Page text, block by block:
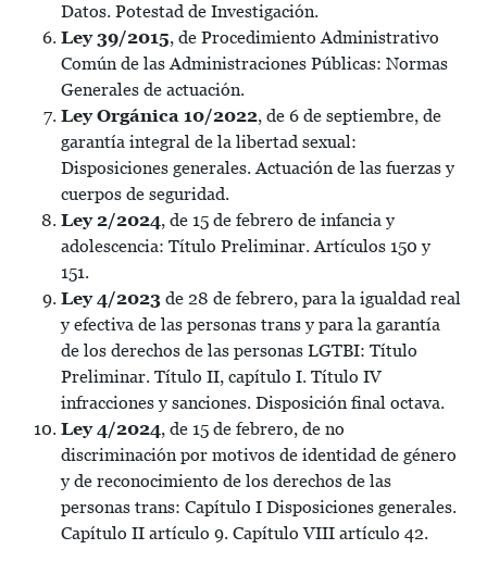
Datos. Potestad de Investigación.
Ley 39/2015, de Procedimiento Administrativo
Común de las Administraciones Públicas: Normas
Generales de actuación.
Ley Orgánica 10/2022, de 6 de septiembre, de
garantía integral de la libertad sexual:
Disposiciones generales. Actuación de las fuerzas y
cuerpos de seguridad.
Ley 2/2024, de 15 de febrero de infancia y
adolescencia: Título Preliminar. Artículos 150 y
151.
Ley 4/2023 de 28 de febrero, para la igualdad real
y efectiva de las personas trans y para la garantía
de los derechos de las personas LGTBI: Título
Preliminar. Título II, capítulo I. Título IV
infracciones y sanciones. Disposición final octava.
Ley 4/2024, de 15 de febrero, de no
discriminación por motivos de identidad de género
y de reconocimiento de los derechos de las
personas trans: Capítulo I Disposiciones generales.
Capítulo II artículo 9. Capítulo VIII artículo 42.